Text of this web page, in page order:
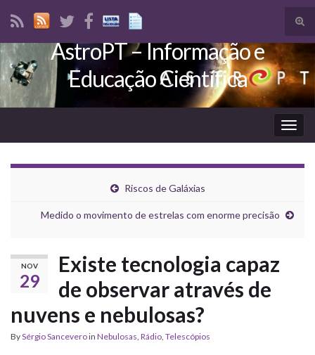
Search for:
AstroPT – Informação e
Educação Científica
Riscos de Galáxias
Medido o movimento de estrelas com enorme precisão
NOV
29
Existe tecnologia capaz
de observar através de
nuvens e nebulosas?
BySérgio Sanceveroin Nebulosas, Rádio, Telescópios